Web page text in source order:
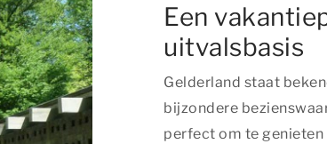
Een
uitvalsbasis
Gelderland staat
bijzondere
perfect om te